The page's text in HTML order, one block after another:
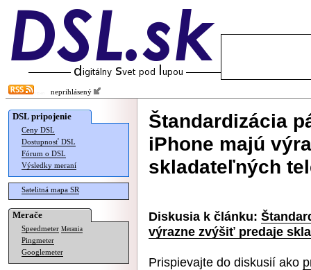
neprihlásený
DSL pripojenie
Ceny DSL
Dostupnosť DSL
Fórum o DSL
Výsledky meraní
Satelitná mapa SR
Merače
Speedmeter Merania
Pingmeter
Googlemeter
Štandardizácia
iPhone majú
skladateľných
Diskusia k článku:
výrazne zvýšiť predaje
Prispievajte do diskusií ako